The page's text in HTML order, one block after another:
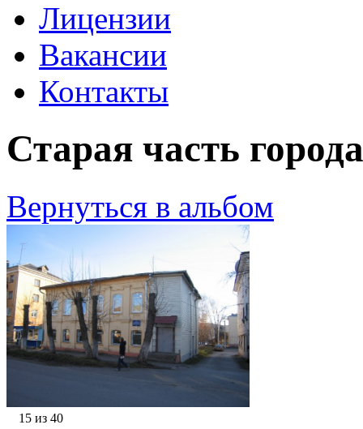
Лицензии
Вакансии
Контакты
Старая часть
Вернуться в альбом
15 из 40